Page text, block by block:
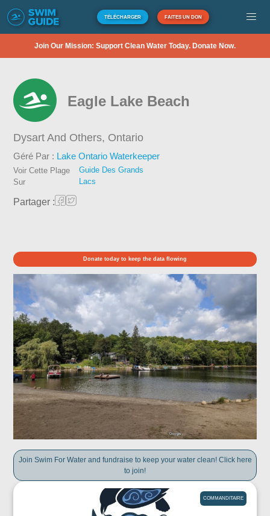
TÉLÉCHARGER FAITES UN DON
Join Our Mission: Support Clean Water Today. Donate Now.
Eagle Lake Beach
Dysart And Others, Ontario
Géré Par : Lake Ontario Waterkeeper
Voir Cette Plage
Sur
Guide Des Grands
Lacs
Partager :
Donate today to keep the data flowing
Join Swim For Water and fundraise to keep your water clean! Click here
to join!
COMMANDITAIRE